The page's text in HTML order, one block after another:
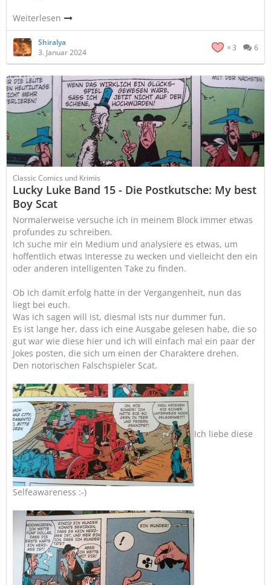
Weiterlesen
Shiralya
3. Januar 2024
3 6
Classic Comics und Krimis
Lucky Luke Band 15 - Die Postkutsche: My best
Boy Scat
Normalerweise versuche ich in meinem Block immer etwas
profundes zu schreiben.
Ich suche mir ein Medium und analysiere es etwas, um
hoffentlich etwas Interesse zu wecken und vielleicht den ein
oder anderen intelligenten Take zu finden.
Ob ich damit erfolg hatte in der Vergangenheit, nun das
liegt bei euch.
Was ich sagen will ist, diesmal ists nur dummer fun.
Es ist lange her, dass ich eine Ausgabe gelesen habe, die so
gut war wie diese hier und ich will einfach mal ein paar der
Jokes posten, die sich um einen der Charaktere drehen.
Den notorischen Falschspieler Scat.
Ich liebe diese
Selfeawareness :-)